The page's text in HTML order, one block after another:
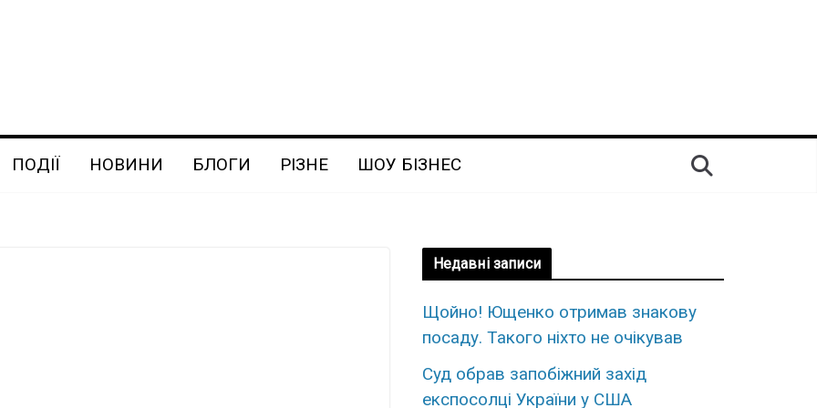
ПОДІЇ НОВИНИ БЛОГИ РІЗНЕ ШОУ БІЗНЕС
Недавні записи
Щoйно! Ющенко отpимав знaкову
поcaду. Такого ніxто не очiкував
Суд обрав запобіжний захід
експосолці України у США